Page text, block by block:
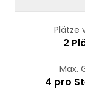
Plätze
2
Max.
4 pro